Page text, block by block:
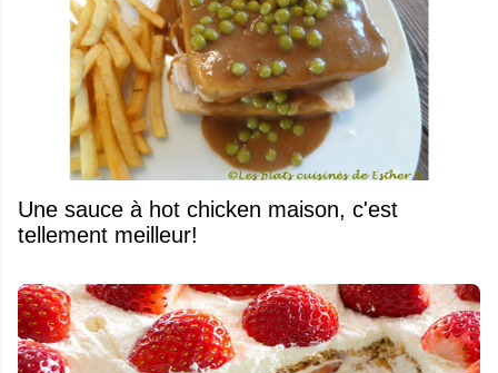
Une sauce à hot chicken maison, c'est
tellement meilleur!